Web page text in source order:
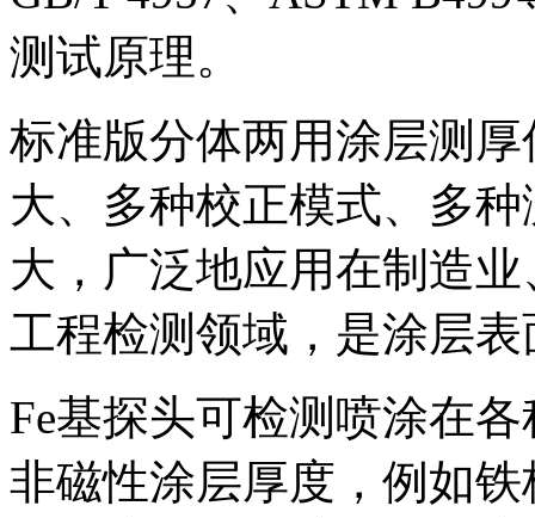
测试原理。
标准版分体两用涂层测
大、多种校正模式、多
大，广泛地应用在制造
工程检测领域，是涂层
Fe基探头可检测喷涂在
非磁性涂层厚度，例如